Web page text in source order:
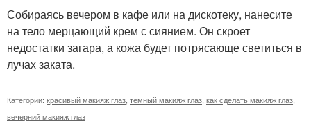
Собираясь вечером в кафе или на дискотеку, нанесите
на тело мерцающий крем с сиянием. Он скроет
недостатки загара, а кожа будет потрясающе светиться в
лучах заката.
Категории: красивый макияж глаз темный макияж глаз как сделать макияж глаз
вечерний макияж глаз